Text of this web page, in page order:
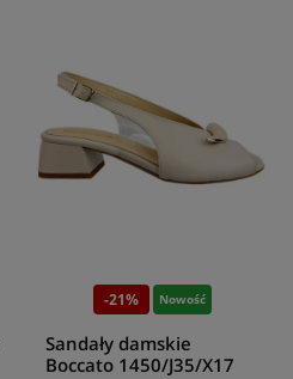
-21% Nowość
Sandały damskie
Boccato 1450/J35/X17